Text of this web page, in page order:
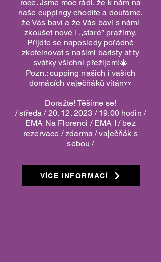
roce. Jsme moc rádi, že k nám na
naše cuppingy chodíte a doufáme,
že Vás baví a že Vás baví s námi
zkoušet nové i ,,staré’’ pražírny.
Přijďte se naposledy pořádně
zkofeinovat s našimi baristy ať ty
svátky všichni přežijem!🎄
Pozn.: cupping našich i vašich
domácích vaječňáků vítán👀
Doražte! Těšíme se!
/ středa / 20. 12. 2023 / 19.00 hodin /
EMA Na Florenci / EMA I / bez
rezervace / zdarma / vaječňák s
sebou /
VÍCE INFORMACÍ